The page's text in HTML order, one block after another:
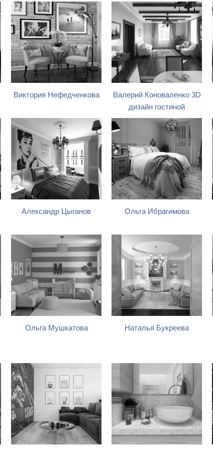
Виктория Нефедченкова
Валерий Коноваленко 3D
дизайн гостиной
Александр Цыганов Ольга Ибрагимова
Ольга Мушкатова Наталья Букреева